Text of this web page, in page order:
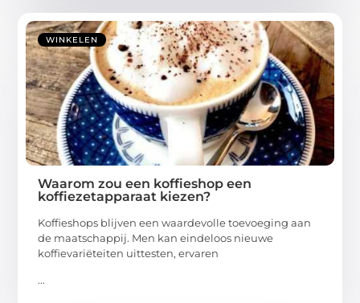
WINKELEN
Waarom zou een koffieshop een
koffiezetapparaat kiezen?
Koffieshops blijven een waardevolle toevoeging aan
de maatschappij. Men kan eindeloos nieuwe
koffievariëteiten uittesten, ervaren
...